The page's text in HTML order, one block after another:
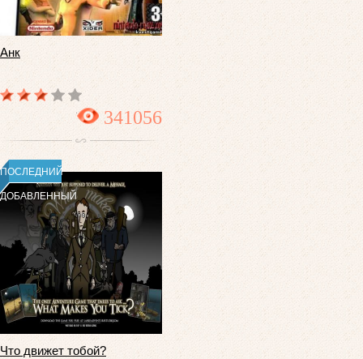
Анк
341056
ПОСЛЕДНИЙ
ДОБАВЛЕННЫЙ
Что движет тобой?